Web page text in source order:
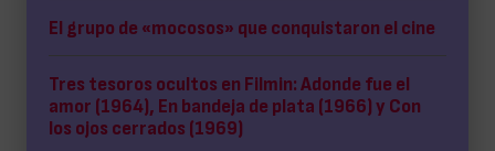
El grupo de «mocosos» que conquistaron el cine
Tres tesoros ocultos en Filmin: Adonde fue el
amor (1964), En bandeja de plata (1966) y Con
los ojos cerrados (1969)